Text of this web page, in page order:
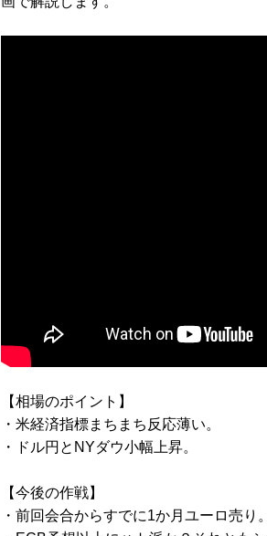
【相場のポイント】
・米経済指標まちまち反応薄い。
・ドル円とNYダウ小幅上昇。
【今後の作戦】
・前回会合からすでに1か月ユーロ売り。